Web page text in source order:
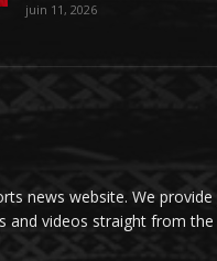
juin 11, 2026
news website. We provide
and videos straight from the